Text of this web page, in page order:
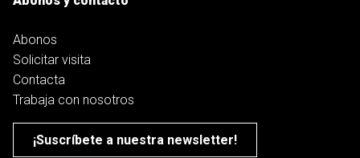
Abonos
Solicitar visita
Contacta
Trabaja con nosotros
¡Suscríbete a nuestra newsletter!